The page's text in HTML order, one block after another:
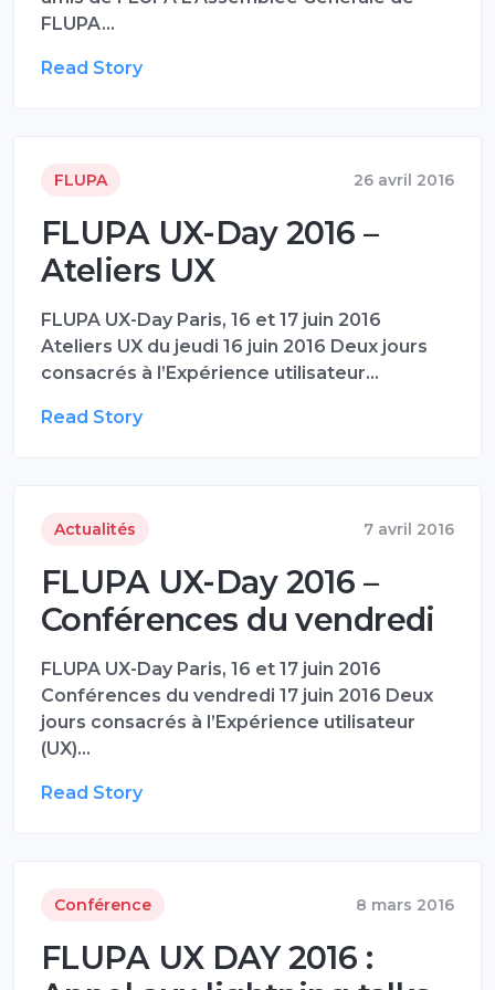
FLUPA…
Read Story
FLUPA 26 avril 2016
FLUPA UX-Day 2016 –
Ateliers UX
FLUPA UX-Day Paris, 16 et 17 juin 2016
Ateliers UX du jeudi 16 juin 2016 Deux jours
consacrés à l’Expérience utilisateur…
Read Story
Actualités 7 avril 2016
FLUPA UX-Day 2016 –
Conférences du vendredi
FLUPA UX-Day Paris, 16 et 17 juin 2016
Conférences du vendredi 17 juin 2016 Deux
jours consacrés à l’Expérience utilisateur
(UX)…
Read Story
Conférence 8 mars 2016
FLUPA UX DAY 2016 :